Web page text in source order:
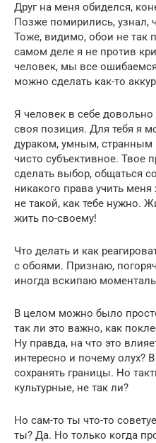
Друг на меня обиделся,
Позже помирились, узнал,
Тоже, видимо, обои не так
самом деле я не против
человек, мы все
можно сделать как-то
Я человек в себе
своя позиция. Для тебя я
дураком, умным,
чисто субъективное. Твое
сделать выбор, общаться
никакого права учить
не такой, как тебе нужно.
жить по-своему!
Что делать и как
с обоями. Признаю,
иногда вскипаю
В целом можно было
так ли это важно, как
Ну правда, на что это
интересно и почему олух?
сохранять границы. Но
культурные, не так ли?
Но сам-то ты что-то
ты? Да. Но только когда